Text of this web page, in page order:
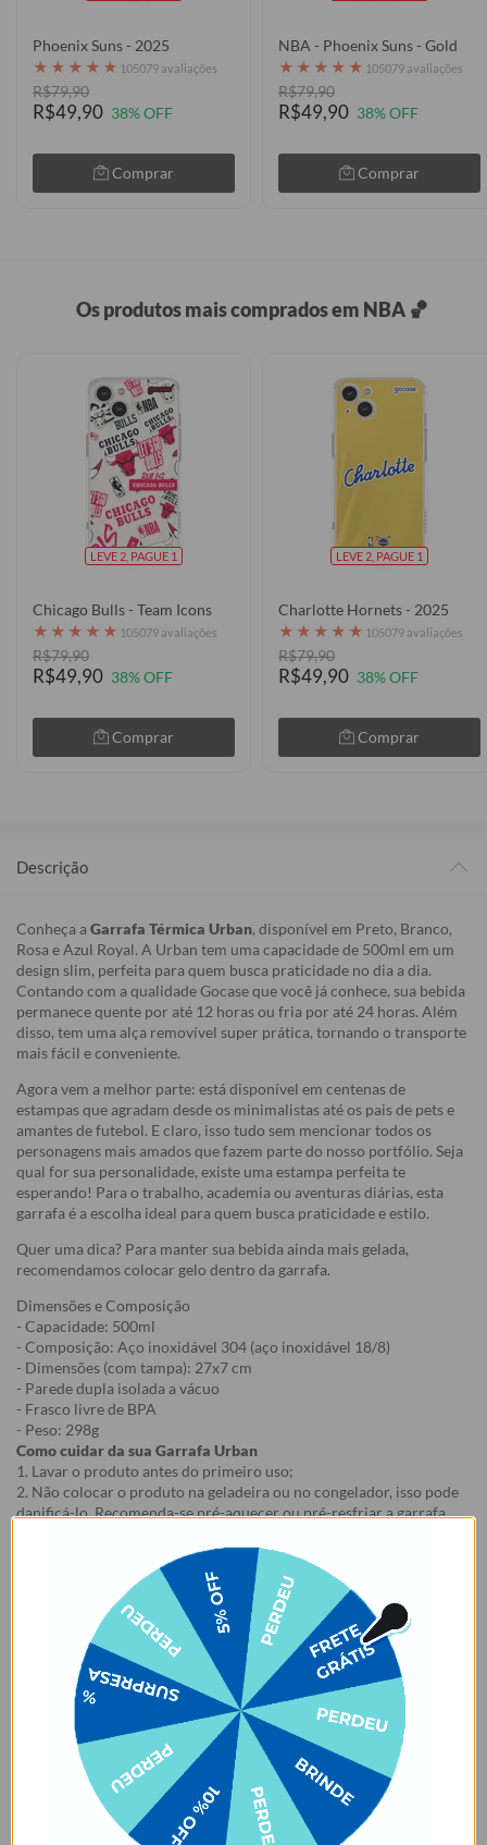
Phoenix Suns - 2025
★ ★ ★ ★ ★ 105079 avaliações
R$79,90
R$49,90 38% OFF
Comprar
NBA - Phoenix Suns - Gold
★ ★ ★ ★ ★ 105079 avaliações
R$79,90
R$49,90 38% OFF
Comprar
Os produtos mais comprados em NBA 🏀
LEVE 2, PAGUE 1
Chicago Bulls - Team Icons
★ ★ ★ ★ ★ 105079 avaliações
R$79,90
R$49,90 38% OFF
Comprar
LEVE 2, PAGUE 1
Charlotte Hornets - 2025
★ ★ ★ ★ ★ 105079 avaliações
R$79,90
R$49,90 38% OFF
Comprar
Descrição
Conheça a Garrafa Térmica Urban, disponível em Preto, Branco,
Rosa e Azul Royal. A Urban tem uma capacidade de 500ml em um
design slim, perfeita para quem busca praticidade no dia a dia.
Contando com a qualidade Gocase que você já conhece, sua bebida
permanece quente por até 12 horas ou fria por até 24 horas. Além
disso, tem uma alça removível super prática, tornando o transporte
mais fácil e conveniente.
Agora vem a melhor parte: está disponível em centenas de
estampas que agradam desde os minimalistas até os pais de pets e
amantes de futebol. E claro, isso tudo sem mencionar todos os
personagens mais amados que fazem parte do nosso portfólio. Seja
qual for sua personalidade, existe uma estampa perfeita te
esperando! Para o trabalho, academia ou aventuras diárias, esta
garrafa é a escolha ideal para quem busca praticidade e estilo.
Quer uma dica? Para manter sua bebida ainda mais gelada,
recomendamos colocar gelo dentro da garrafa.
Dimensões e Composição
- Capacidade: 500ml
- Composição: Aço inoxidável 304 (aço inoxidável 18/8)
- Dimensões (com tampa): 27x7 cm
- Parede dupla isolada a vácuo
- Frasco livre de BPA
- Peso: 298g
Como cuidar da sua Garrafa Urban
1. Lavar o produto antes do primeiro uso;
2. Não colocar o produto na geladeira ou no congelador, isso pode
danificá-lo. Recomenda-se pré-aquecer ou pré-resfriar a garrafa
3. Lave à mão. Não colocar na lava-louças. Não usar esponjas muito
abrasivas ao lavar, risco de arranhar a estampa.
4. Evitar contato com objetos pontiagudos e ásperos com risco de
arranhar a estampa.
5. Evitar contato com acetona, álcool e líquidos à base de cloro.
6. Certifique-se de que a tampa está fechada e a borracha bem
posicionada antes de carregar o produto, para evitar que o líquido
7. Evitar o armazenamento de líquidos gaseificados na garrafa.
8. Para garrafas que acompanham e-book, o e-book é enviado para
o e-mail cadastrado no site após a emissão da nota fiscal.
9. Essa oferta é válida na compra do Kit, em caso de cancelamento
de um dos produtos haverá perda do benefício promocional.